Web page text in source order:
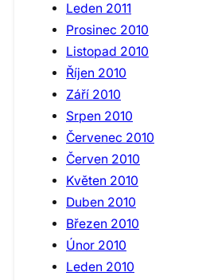
Leden 2011
Prosinec 2010
Listopad 2010
Říjen 2010
Září 2010
Srpen 2010
Červenec 2010
Červen 2010
Květen 2010
Duben 2010
Březen 2010
Únor 2010
Leden 2010